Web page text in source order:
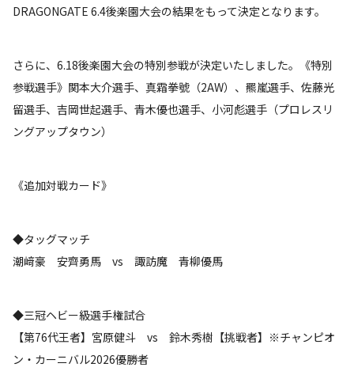
DRAGONGATE 6.4後楽園大会の結果をもって決定となります。
さらに、6.18後楽園大会の特別参戦が決定いたしました。《特別
参戦選手》関本大介選手、真霜拳號（2AW）、羆嵐選手、佐藤光
留選手、吉岡世起選手、青木優也選手、小河彪選手（プロレスリ
ングアップタウン）
《追加対戦カード》
◆タッグマッチ
潮﨑豪 安齊勇馬 vs 諏訪魔 青柳優馬
◆三冠ヘビー級選手権試合
【第76代王者】宮原健斗 vs 鈴木秀樹【挑戦者】※チャンピオ
ン・カーニバル2026優勝者